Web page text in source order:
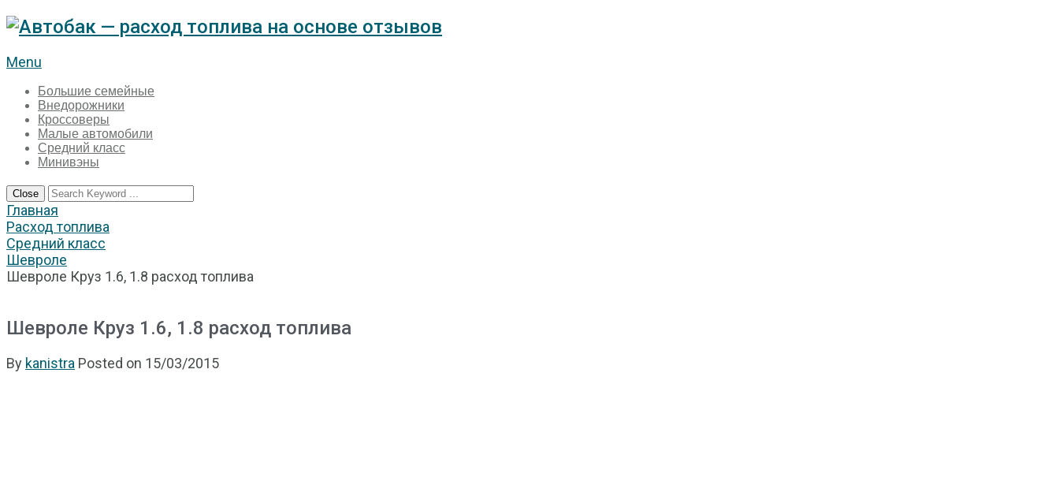
Menu
Большие семейные
Внедорожники
Кроссоверы
Малые автомобили
Средний класс
Минивэны
Close
Главная
Расход топлива
Средний класс
Шевроле
Шевроле Круз 1.6, 1.8 расход топлива
Шевроле Круз 1.6, 1.8 расход топлива
By kanistra Posted on 15/03/2015